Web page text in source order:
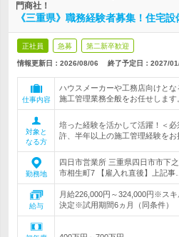
門商社！
《三重県》職務経験者募集！住宅
正社員 急募 第二新卒歓迎
情報更新日：2026/08/06 終了予定日： 2027/
仕事内容
ハウスメーカーや工務店向けと
施工管理業務全般をお任せします
対象と
なる方
培った経験を活かして活躍！＜
許、半年以上の施工管理経験をお
勤務地
四日市営業所 三重県四日市市下
市相生町7 【雇入れ直後】上記事…
給与
月給226,000円～324,000円※ス
決定※試用期間6ヵ月（同条件）